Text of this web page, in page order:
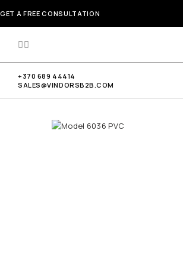
GET A FREE CONSULTATION
+370 689 44414
SALES@VINDORSB2B.COM